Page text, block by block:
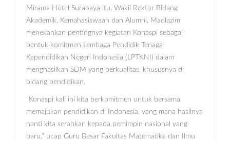
Mirama Hotel Surabaya itu, Wakil Rektor Bidang
Akademik, Kemahasiswaan dan Alumni, Madlazim
menekankan pentingnya kegiatan Konaspi sebagai
bentuk komitmen Lembaga Pendidik Tenaga
Kependidikan Negeri Indonesia (LPTKNI) dalam
menghasilkan SDM yang berkualitas, khususnya di
bidang pendidikan.
“Konaspi kali ini kita berkomitmen untuk bersama
memajukan pendidikan di Indonesia, yang mana hasilnya
nanti kita serahkan kepada pemimpin nasional yang
baru,” ucap Guru Besar Fakultas Matematika dan Ilmu